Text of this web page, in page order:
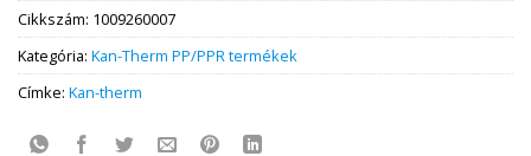
Cikkszám: 1009260007
Kategória: Kan-Therm PP/PPR termékek
Címke: Kan-therm